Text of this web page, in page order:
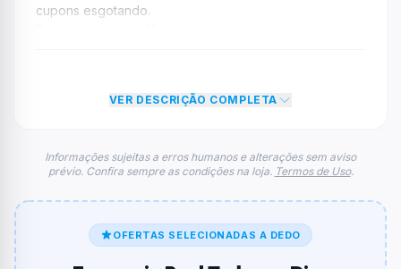
cupons esgotando.
Desconto máximo:R$ 40,00 por pedido
Na prática, a empresaMercado Livredará um
desconto de 20% no valor total do carrinho até atingir
FAQ – Cupom Mercado Livre
Qual é o código de desconto?
VER DESCRIÇÃO COMPLETA
Informações sujeitas a erros humanos e alterações sem aviso
prévio. Confira sempre as condições na loja. Termos de Uso.
OFERTAS SELECIONADAS A DEDO